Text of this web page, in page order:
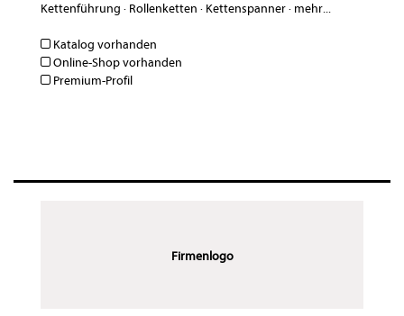
Kettenführung · Rollenketten · Kettenspanner· mehr...
Katalog vorhanden
Online-Shop vorhanden
Premium-Profil
Firmenlogo